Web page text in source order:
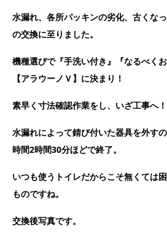
水漏れ、各所パッキンの劣化、古くな
の交換に至りました。
機種選びで『手洗い付き』『なるべく
【アラウーノＶ】に決まり！
素早く寸法確認作業をし、いざ工事へ！
水漏れによって錆び付いた器具を外す
時間2時間30分ほどで終了。
いつも使うトイレだからこそ無くては
ものですね。
交換後写真です。